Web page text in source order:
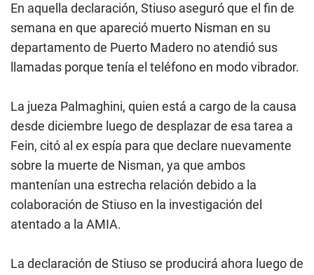
En aquella declaración, Stiuso aseguró que el fin de
semana en que apareció muerto Nisman en su
departamento de Puerto Madero no atendió sus
llamadas porque tenía el teléfono en modo vibrador.
La jueza Palmaghini, quien está a cargo de la causa
desde diciembre luego de desplazar de esa tarea a
Fein, citó al ex espía para que declare nuevamente
sobre la muerte de Nisman, ya que ambos
mantenían una estrecha relación debido a la
colaboración de Stiuso en la investigación del
atentado a la AMIA.
La declaración de Stiuso se producirá ahora luego de